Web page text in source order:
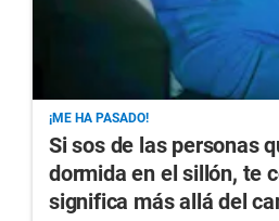
¡ME HA PASADO!
Si sos de las personas
dormida en el sillón, te
significa más allá del